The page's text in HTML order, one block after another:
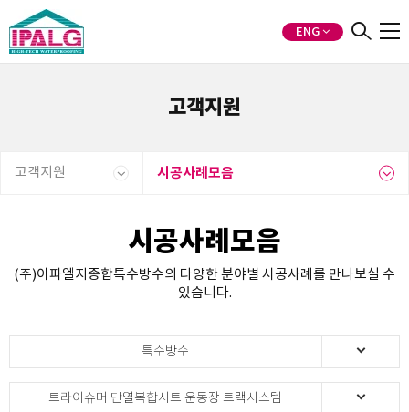
ENG
고객지원
고객지원 시공사례모음
시공사례모음
(주)이파엘지종합특수방수의 다양한 분야별 시공사례를 만나보실 수
있습니다.
특수방수
트라이슈머 단열복합시트 운동장 트랙시스템